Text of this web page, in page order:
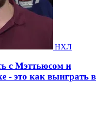
НХЛ
с Мэттьюсом и
- это как выиграть в